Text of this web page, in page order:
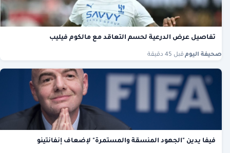
تفاصيل عرض الدرعية لحسم التعاقد مع مالكوم فيليب
صحيفة اليوم قبل 45 دقيقة
فيفا يدين "الجهود المنسقة والمستمرة" لإضعاف إنفانتينو